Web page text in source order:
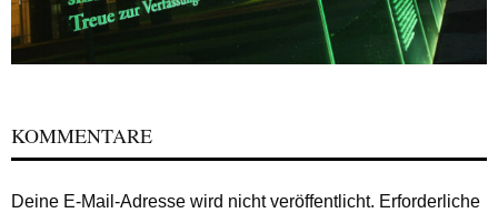
KOMMENTARE
Deine E-Mail-Adresse wird nicht veröffentlicht. Erforderliche